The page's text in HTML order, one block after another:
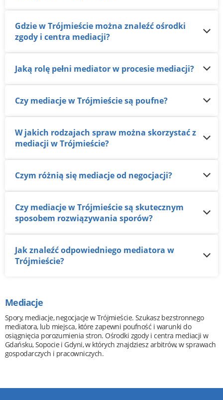
Gdzie w Trójmieście można znaleźć ośrodki
zgody i centra mediacji?
Jaką rolę pełni mediator w procesie mediacji?
Czy mediacje w Trójmieście są poufne?
W jakich rodzajach spraw można skorzystać z
mediacji w Trójmieście?
Czym różnią się mediacje od negocjacji?
Czy mediacje w Trójmieście są skutecznym
sposobem rozwiązywania sporów?
Jak znaleźć odpowiedniego mediatora w
Trójmieście?
Mediacje
Spory, mediacje, negocjacje w Trójmieście. Szukasz bezstronnego
mediatora, lub miejsca, które zapewni poufność i warunki do
osiągnięcia porozumienia stron. Ośrodki zgody i centra mediacji w
Gdańsku, Sopocie i Gdyni, w których znajdziesz arbitrów, w sprawach
gospodarczych i pracowniczych.